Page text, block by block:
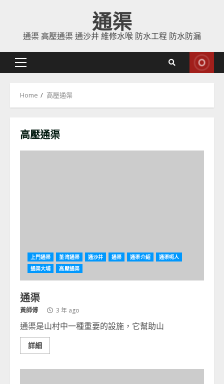
content
通渠
通渠 高壓通渠 通沙井 維修水喉 防水工程 防水防漏
Primary
Home 高壓通渠
高壓通渠
上門通渠 荃湾通渠 通沙井 通渠 通渠介紹
通渠呃人
通渠大埔
高壓通渠
通渠
黃師傅 3 年 ago
通渠是山村中一種重要的設施，它幫助山
詳細